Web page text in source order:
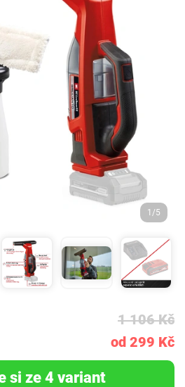
1/5
1 106 Kč
od 299 Kč
si ze 4 variant